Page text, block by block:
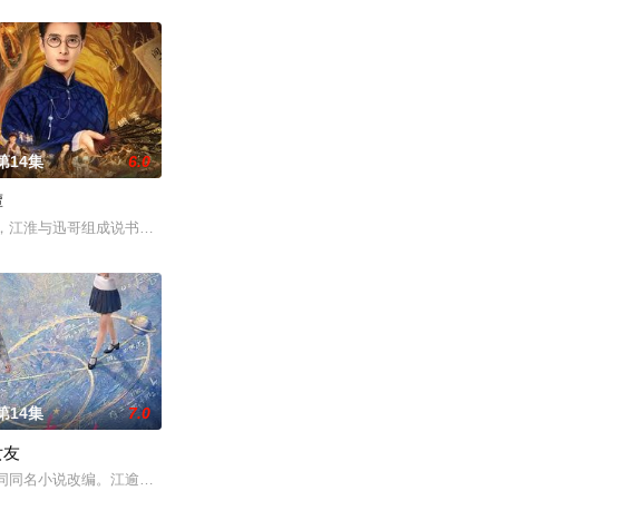
数起重案要案的艰难过程。案件设计采用 “积案牵
荣筱楠推向不死不休的对立绝境。而他们不知，对方正是自己苦寻多年的患难“兄弟”。富商
媚的双重背叛。她从恨意中涅槃重生，借私生女桑落的身份入住程家。她步步为营，周旋在各怀
14集 6.0
江淮与迅哥组成说书班子，偶遇“白天人住屋，晚上鬼占房”的阴阳宅，江淮被掳走配“阴婚”。他与
剧中主人公在成长的道路上，经历复杂的人物关系和情感
卧底电诈集团以求查出未婚妻离奇死亡的真相。两人联手查出诈骗团伙头目阎礼的犯罪证据并
14集 7.0
友
同名小说改编。江逾白长大以后，林知夏忽然对他说：“江逾白，我喜欢你，哲学和生物学意义上